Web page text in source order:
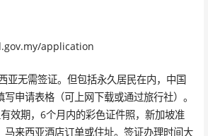
application
亚无需签证。但包括永久居民在内，中国
申请表格（可上网下载或通过旅行社）。
效期，6个月内的彩色证件照，新加坡准
马来西亚酒店订单或住址。签证办理时间大